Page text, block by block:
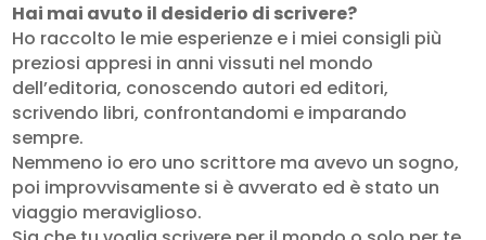
Hai mai avuto il desiderio di scrivere?
Ho raccolto le mie esperienze e i miei consigli più
preziosi appresi in anni vissuti nel mondo
dell’editoria, conoscendo autori ed editori,
scrivendo libri, confrontandomi e imparando
sempre.
Nemmeno io ero uno scrittore ma avevo un sogno,
poi improvvisamente si è avverato ed è stato un
viaggio meraviglioso.